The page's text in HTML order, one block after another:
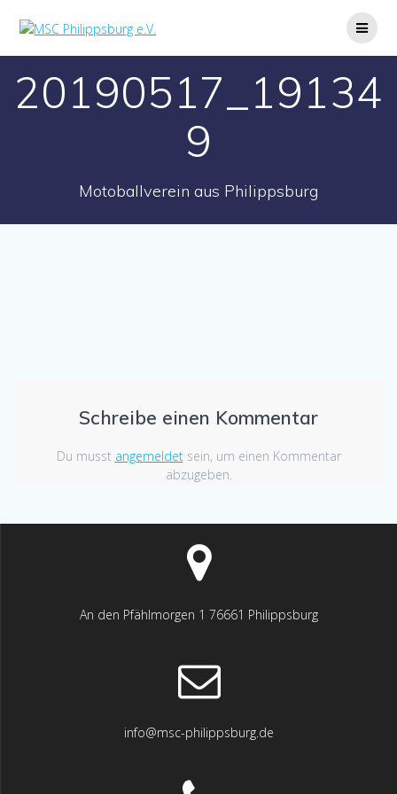
20190517_19134
9
Motoballverein aus Philippsburg
Schreibe einen Kommentar
Du musst angemeldetsein, um einen Kommentar
abzugeben.
An den Pfählmorgen 1 76661 Philippsburg
info@msc-philippsburg.de